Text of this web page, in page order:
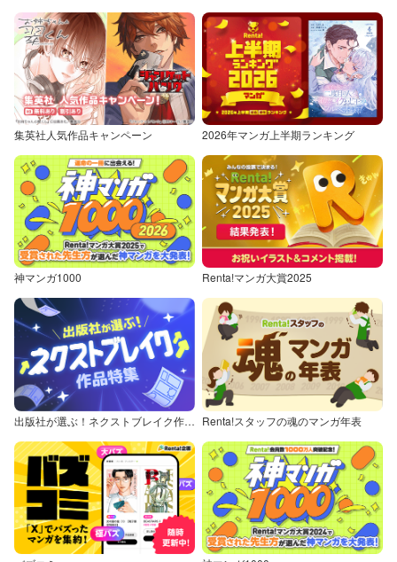
集英社人気作品キャンペーン 2026年マンガ上半期ランキング
神マンガ1000 Renta!マンガ大賞2025
出版社が選ぶ！ネクストブレイク作品特集 Renta!スタッフの魂のマンガ年表